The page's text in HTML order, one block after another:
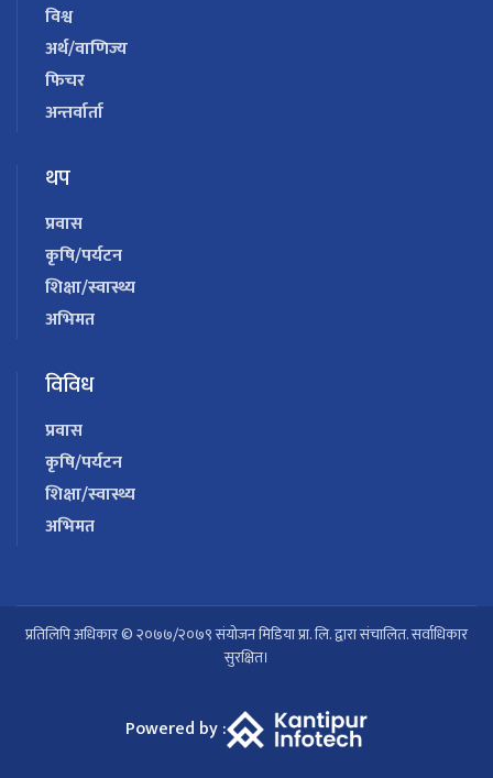
विश्व
अर्थ/वाणिज्य
फिचर
अन्तर्वार्ता
थप
प्रवास
कृषि/पर्यटन
शिक्षा/स्वास्थ्य
अभिमत
विविध
प्रवास
कृषि/पर्यटन
शिक्षा/स्वास्थ्य
अभिमत
प्रतिलिपि अधिकार © २०७७/२०७९ संयोजन मिडिया प्रा. लि. द्वारा संचालित. सर्वाधिकार
सुरक्षित।
Powered by :